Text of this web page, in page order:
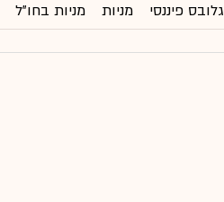
גלובס פיננסי מניות מניות בחו"ל